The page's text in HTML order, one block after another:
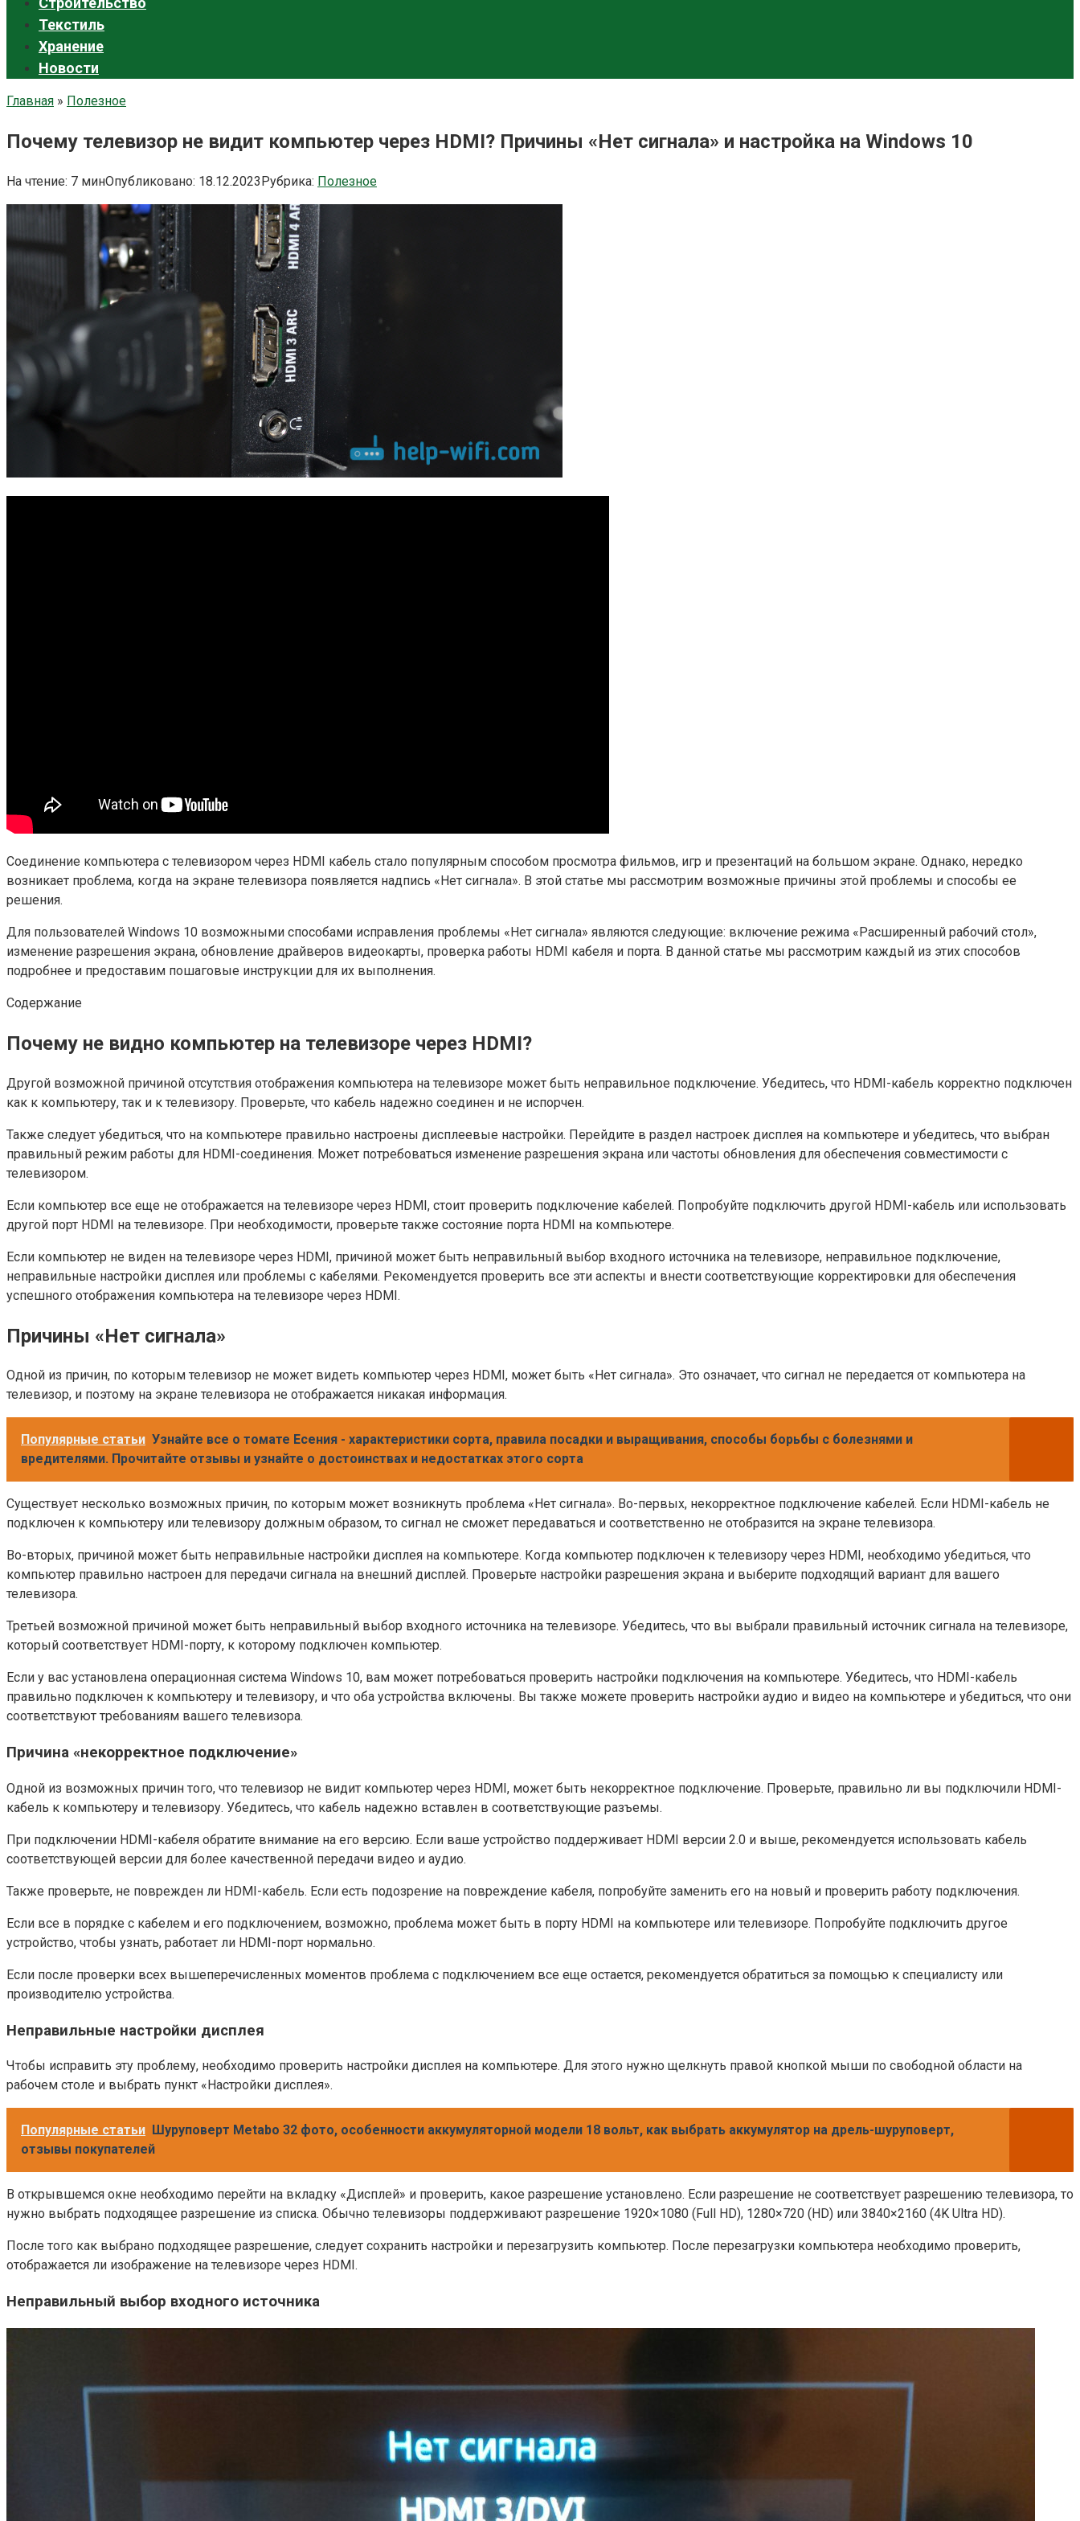
Текстиль
Хранение
Новости
Главная » Полезное
Почему телевизор не видит компьютер через HDMI? Причины «Нет сигнала» и настройка на Windows 10
На чтение: 7 минОпубликовано: 18.12.2023Рубрика: Полезное
Соединение компьютера с телевизором через HDMI кабель стало популярным способом просмотра фильмов, игр и презентаций на большом экране. Однако, нередко
возникает проблема, когда на экране телевизора появляется надпись «Нет сигнала». В этой статье мы рассмотрим возможные причины этой проблемы и способы ее
решения.
Для пользователей Windows 10 возможными способами исправления проблемы «Нет сигнала» являются следующие: включение режима «Расширенный рабочий стол»,
изменение разрешения экрана, обновление драйверов видеокарты, проверка работы HDMI кабеля и порта. В данной статье мы рассмотрим каждый из этих способов
подробнее и предоставим пошаговые инструкции для их выполнения.
Содержание
Почему не видно компьютер на телевизоре через HDMI?
Другой возможной причиной отсутствия отображения компьютера на телевизоре может быть неправильное подключение. Убедитесь, что HDMI-кабель корректно подключен
как к компьютеру, так и к телевизору. Проверьте, что кабель надежно соединен и не испорчен.
Также следует убедиться, что на компьютере правильно настроены дисплеевые настройки. Перейдите в раздел настроек дисплея на компьютере и убедитесь, что выбран
правильный режим работы для HDMI-соединения. Может потребоваться изменение разрешения экрана или частоты обновления для обеспечения совместимости с
телевизором.
Если компьютер все еще не отображается на телевизоре через HDMI, стоит проверить подключение кабелей. Попробуйте подключить другой HDMI-кабель или использовать
другой порт HDMI на телевизоре. При необходимости, проверьте также состояние порта HDMI на компьютере.
Если компьютер не виден на телевизоре через HDMI, причиной может быть неправильный выбор входного источника на телевизоре, неправильное подключение,
неправильные настройки дисплея или проблемы с кабелями. Рекомендуется проверить все эти аспекты и внести соответствующие корректировки для обеспечения
успешного отображения компьютера на телевизоре через HDMI.
Причины «Нет сигнала»
Одной из причин, по которым телевизор не может видеть компьютер через HDMI, может быть «Нет сигнала». Это означает, что сигнал не передается от компьютера на
телевизор, и поэтому на экране телевизора не отображается никакая информация.
Популярные статьи Узнайте все о томате Есения - характеристики сорта, правила посадки и выращивания, способы борьбы с болезнями и
вредителями. Прочитайте отзывы и узнайте о достоинствах и недостатках этого сорта
Существует несколько возможных причин, по которым может возникнуть проблема «Нет сигнала». Во-первых, некорректное подключение кабелей. Если HDMI-кабель не
подключен к компьютеру или телевизору должным образом, то сигнал не сможет передаваться и соответственно не отобразится на экране телевизора.
Во-вторых, причиной может быть неправильные настройки дисплея на компьютере. Когда компьютер подключен к телевизору через HDMI, необходимо убедиться, что
компьютер правильно настроен для передачи сигнала на внешний дисплей. Проверьте настройки разрешения экрана и выберите подходящий вариант для вашего
телевизора.
Третьей возможной причиной может быть неправильный выбор входного источника на телевизоре. Убедитесь, что вы выбрали правильный источник сигнала на телевизоре,
который соответствует HDMI-порту, к которому подключен компьютер.
Если у вас установлена операционная система Windows 10, вам может потребоваться проверить настройки подключения на компьютере. Убедитесь, что HDMI-кабель
правильно подключен к компьютеру и телевизору, и что оба устройства включены. Вы также можете проверить настройки аудио и видео на компьютере и убедиться, что они
соответствуют требованиям вашего телевизора.
Причина «некорректное подключение»
Одной из возможных причин того, что телевизор не видит компьютер через HDMI, может быть некорректное подключение. Проверьте, правильно ли вы подключили HDMI-
кабель к компьютеру и телевизору. Убедитесь, что кабель надежно вставлен в соответствующие разъемы.
При подключении HDMI-кабеля обратите внимание на его версию. Если ваше устройство поддерживает HDMI версии 2.0 и выше, рекомендуется использовать кабель
соответствующей версии для более качественной передачи видео и аудио.
Также проверьте, не поврежден ли HDMI-кабель. Если есть подозрение на повреждение кабеля, попробуйте заменить его на новый и проверить работу подключения.
Если все в порядке с кабелем и его подключением, возможно, проблема может быть в порту HDMI на компьютере или телевизоре. Попробуйте подключить другое
устройство, чтобы узнать, работает ли HDMI-порт нормально.
Если после проверки всех вышеперечисленных моментов проблема с подключением все еще остается, рекомендуется обратиться за помощью к специалисту или
производителю устройства.
Неправильные настройки дисплея
Чтобы исправить эту проблему, необходимо проверить настройки дисплея на компьютере. Для этого нужно щелкнуть правой кнопкой мыши по свободной области на
рабочем столе и выбрать пункт «Настройки дисплея».
Популярные статьи Шуруповерт Metabo 32 фото, особенности аккумуляторной модели 18 вольт, как выбрать аккумулятор на дрель-шуруповерт,
отзывы покупателей
В открывшемся окне необходимо перейти на вкладку «Дисплей» и проверить, какое разрешение установлено. Если разрешение не соответствует разрешению телевизора, то
нужно выбрать подходящее разрешение из списка. Обычно телевизоры поддерживают разрешение 1920×1080 (Full HD), 1280×720 (HD) или 3840×2160 (4K Ultra HD).
После того как выбрано подходящее разрешение, следует сохранить настройки и перезагрузить компьютер. После перезагрузки компьютера необходимо проверить,
отображается ли изображение на телевизоре через HDMI.
Неправильный выбор входного источника